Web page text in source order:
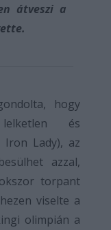
átveszi a
hogy
és
Lady), az
azzal,
torpant
viselte a
olimpián a